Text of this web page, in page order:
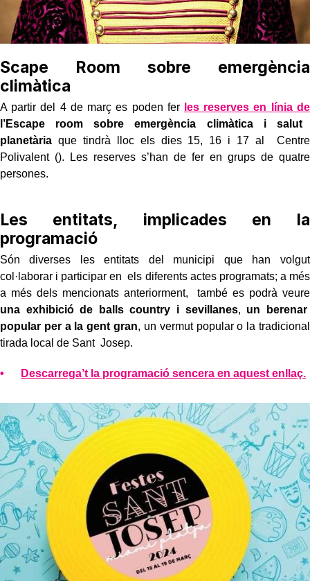
Scape Room sobre emergència
climàtica
A partir del 4 de març es poden fer les reserves en línia de
l’Escape room sobre emergència climàtica i salut
planetària que tindrà lloc els dies 15, 16 i 17 al Centre
Polivalent (). Les reserves s’han de fer en grups de quatre
persones.
Les entitats, implicades en la
programació
Són diverses les entitats del municipi que han volgut
col·laborar i participar en els diferents actes programats; a més
a més dels mencionats anteriorment, també es podrà veure
una exhibició de balls country i sevillanes, un berenar
popular per a la gent gran, un vermut popular o la tradicional
tirada local de Sant Josep.
Descarrega’t la programació sencera en aquest enllaç.